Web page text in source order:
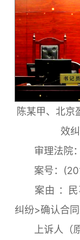
陈某甲、北京
效
审理法院：
案号：
案由 ：民
纠纷>确认合
上诉人（原